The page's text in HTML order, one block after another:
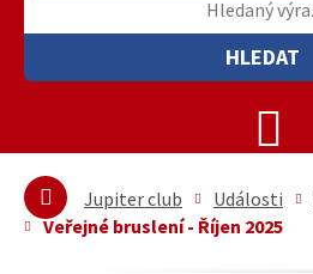
HLEDAT
Jupiter club Události
Veřejné bruslení - Říjen 2025